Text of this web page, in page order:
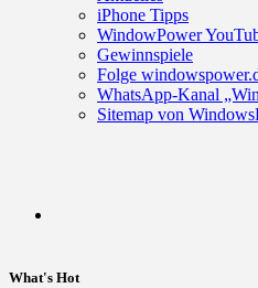
iPhone Tipps
WindowPower
Gewinnspiele
Folge
WhatsApp-Kanal
Sitemap von
What's Hot